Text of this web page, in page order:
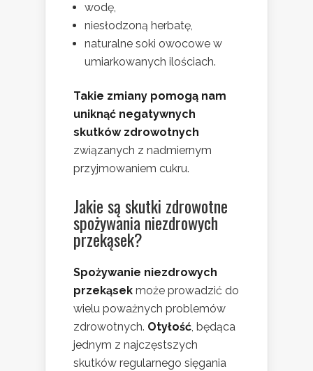
wodę,
niesłodzoną herbatę,
naturalne soki owocowe w
umiarkowanych ilościach.
Takie zmiany pomogą nam
uniknąć negatywnych
skutków zdrowotnych
związanych z nadmiernym
przyjmowaniem cukru.
Jakie są skutki zdrowotne
spożywania niezdrowych
przekąsek?
Spożywanie niezdrowych
przekąsek może prowadzić do
wielu poważnych problemów
zdrowotnych. Otyłość, będąca
jednym z najczęstszych
skutków regularnego sięgania